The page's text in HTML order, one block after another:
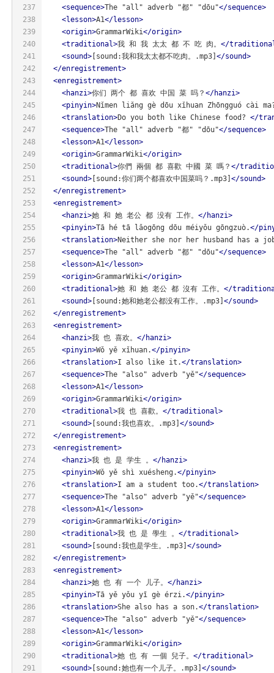
237
238
239
240
241
242
243
244
245
246
247
248
249
250
251
252
253
254
255
256
257
258
259
260
261
262
263
264
265
266
267
268
269
270
271
272
273
274
275
276
277
278
279
280
281
282
283
284
285
286
287
288
289
290
291
<sequence>The "all" adverb "都" "dōu"</sequence>
<lesson>A1</lesson>
<origin>GrammarWiki</origin>
<traditional>我 和 我 太太 都 不 吃 肉。 </
<sound> [sound:我和我太太都不吃肉。.mp3] </sound>
</enregistrement>
<enregistrement>
<hanzi>你们 两个 都 喜欢 中国 菜 吗？ </hanzi>
<pinyin>Nǐmen liǎng gè dōu xǐhuan Zhōngguó cài
<translation>Do you both like Chinese food? </
<sequence>The "all" adverb "都" "dōu"</sequence>
<lesson>A1</lesson>
<origin>GrammarWiki</origin>
<traditional>你們 兩個 都 喜歡 中國 菜 嗎？ </
<sound> [sound:你们两个都喜欢中国菜吗？.mp3] </sound>
</enregistrement>
<enregistrement>
<hanzi>她 和 她 老公 都 没有 工作。 </hanzi>
<pinyin>Tā hé tā lǎogōng dōu méiyǒu gōngzuò.</
<translation>Neither she nor her husband has a
<sequence>The "all" adverb "都" "dōu"</sequence>
<lesson>A1</lesson>
<origin>GrammarWiki</origin>
<traditional>她 和 她 老公 都 沒有 工作。 </
<sound> [sound:她和她老公都没有工作。.mp3] </sound>
</enregistrement>
<enregistrement>
<hanzi>我 也 喜欢。 </hanzi>
<pinyin>Wǒ yě xǐhuan.</pinyin>
<translation>I also like it.</translation>
<sequence>The "also" adverb "yě"</sequence>
<lesson>A1</lesson>
<origin>GrammarWiki</origin>
<traditional>我 也 喜歡。 </traditional>
<sound> [sound:我也喜欢。.mp3] </sound>
</enregistrement>
<enregistrement>
<hanzi>我 也 是 学生 。 </hanzi>
<pinyin>Wǒ yě shì xuésheng.</pinyin>
<translation>I am a student too.</translation>
<sequence>The "also" adverb "yě"</sequence>
<lesson>A1</lesson>
<origin>GrammarWiki</origin>
<traditional>我 也 是 學生 。 </traditional>
<sound> [sound:我也是学生。.mp3] </sound>
</enregistrement>
<enregistrement>
<hanzi>她 也 有 一个 儿子。 </hanzi>
<pinyin>Tā yě yǒu yī gè érzi.</pinyin>
<translation>She also has a son.</translation>
<sequence>The "also" adverb "yě"</sequence>
<lesson>A1</lesson>
<origin>GrammarWiki</origin>
<traditional>她 也 有 一個 兒子。 </traditional>
<sound> [sound:她也有一个儿子。.mp3] </sound>